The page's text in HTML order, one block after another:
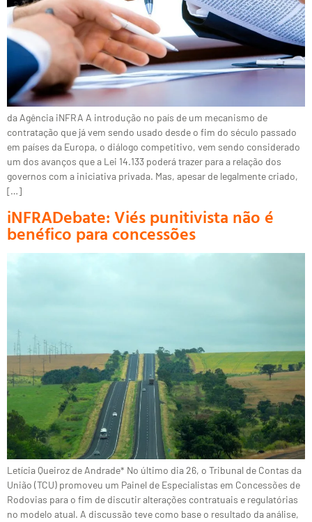
da Agência iNFRA A introdução no país de um mecanismo de
contratação que já vem sendo usado desde o fim do século passado
em países da Europa, o diálogo competitivo, vem sendo considerado
um dos avanços que a Lei 14.133 poderá trazer para a relação dos
governos com a iniciativa privada. Mas, apesar de legalmente criado,
[…]
iNFRADebate: Viés punitivista não é
benéfico para concessões
Letícia Queiroz de Andrade* No último dia 26, o Tribunal de Contas da
União (TCU) promoveu um Painel de Especialistas em Concessões de
Rodovias para o fim de discutir alterações contratuais e regulatórias
no modelo atual. A discussão teve como base o resultado da análise,